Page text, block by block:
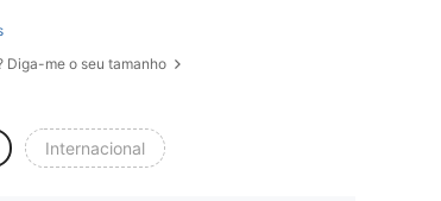
Diga-me o seu tamanho
Internacional